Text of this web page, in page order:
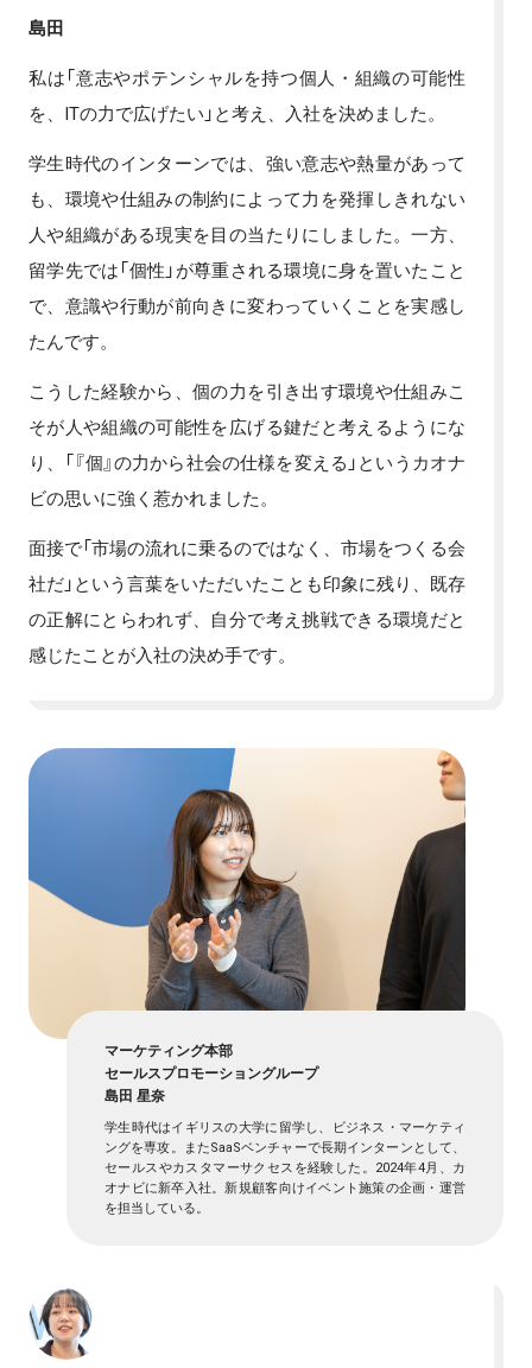
島田
私は「意志やポテンシャルを持つ個人・組織の可能性
を、ITの力で広げたい」と考え、入社を決めました。
学生時代のインターンでは、強い意志や熱量があって
も、環境や仕組みの制約によって力を発揮しきれない
人や組織がある現実を目の当たりにしました。一方、
留学先では「個性」が尊重される環境に身を置いたこと
で、意識や行動が前向きに変わっていくことを実感し
たんです。
こうした経験から、個の力を引き出す環境や仕組みこ
そが人や組織の可能性を広げる鍵だと考えるようにな
り、「『個』の力から社会の仕様を変える」というカオナ
ビの思いに強く惹かれました。
面接で「市場の流れに乗るのではなく、市場をつくる会
社だ」という言葉をいただいたことも印象に残り、既存
の正解にとらわれず、自分で考え挑戦できる環境だと
感じたことが入社の決め手です。
マーケティング本部
セールスプロモーショングループ
島田 星奈
学生時代はイギリスの大学に留学し、ビジネス・マーケティ
ングを専攻。またSaaSベンチャーで長期インターンとして、
セールスやカスタマーサクセスを経験した。2024年4月、カ
オナビに新卒入社。新規顧客向けイベント施策の企画・運営
を担当している。